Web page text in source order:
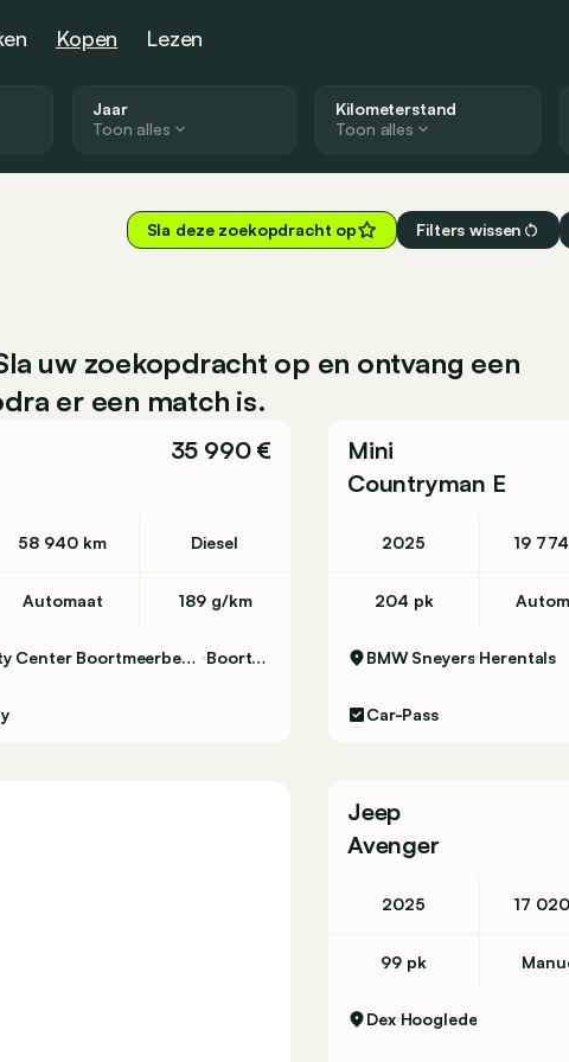
Kopen Lezen
Jaar
Toon alles
Kilometerstand
Toon alles
Sla deze zoekopdracht op Filters wissen
uw zoekopdracht op en ontvang een
er een match is.
35 990 €
58 940 km Diesel
Automaat 189 g/km
D’Ieteren Mobility Center Boortmeerbeek - Volkswagen & Commercial Vehicles Boortmeerbeek
Mini
Countryman E
2025 19
204 pk
BMW Sneyers Herentals
Car-Pass
Jeep
Avenger
2025 17
99 pk
Dex Hooglede